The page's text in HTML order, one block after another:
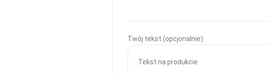
Twój tekst (opcjonalnie)